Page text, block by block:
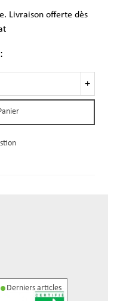
Livraison offerte dès
+
Derniers articles